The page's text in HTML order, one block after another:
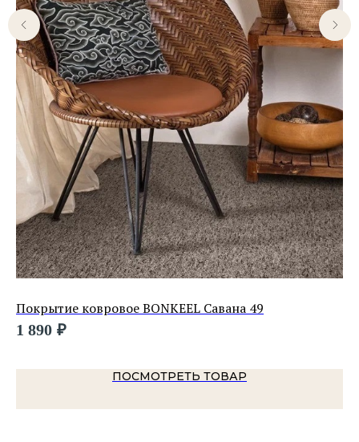
Покрытие ковровое BONKEEL Савана 49
1 890 ₽
ПОСМОТРЕТЬ ТОВАР